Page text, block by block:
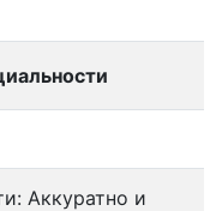
Аккуратно и